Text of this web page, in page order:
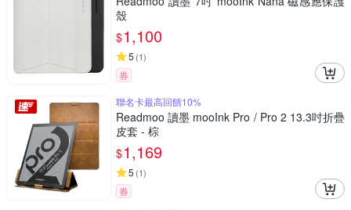
殼
$1,100
5 (1)
券
聯名卡最高回饋10%
Readmoo 讀墨 mooInk Pro / Pro 2 13.3吋折疊
皮套 - 棕
$1,169
5 (1)
券